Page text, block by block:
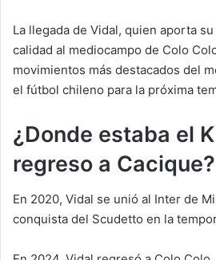
La llegada de Vidal, quien aporta
calidad al mediocampo de Colo
movimientos más destacados del
el fútbol chileno para la próxima
¿Donde estaba el
regreso a Cacique?
En 2020, Vidal se unió al Inter de
conquista del Scudetto en la